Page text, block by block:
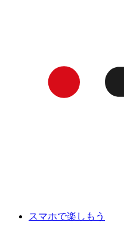
スマホで楽しもう